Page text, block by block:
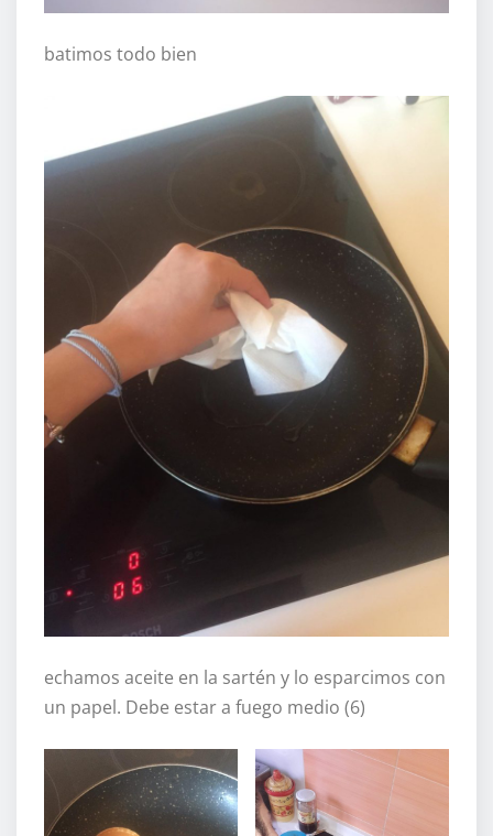
batimos todo bien
echamos aceite en la sartén y lo esparcimos con
un papel. Debe estar a fuego medio (6)